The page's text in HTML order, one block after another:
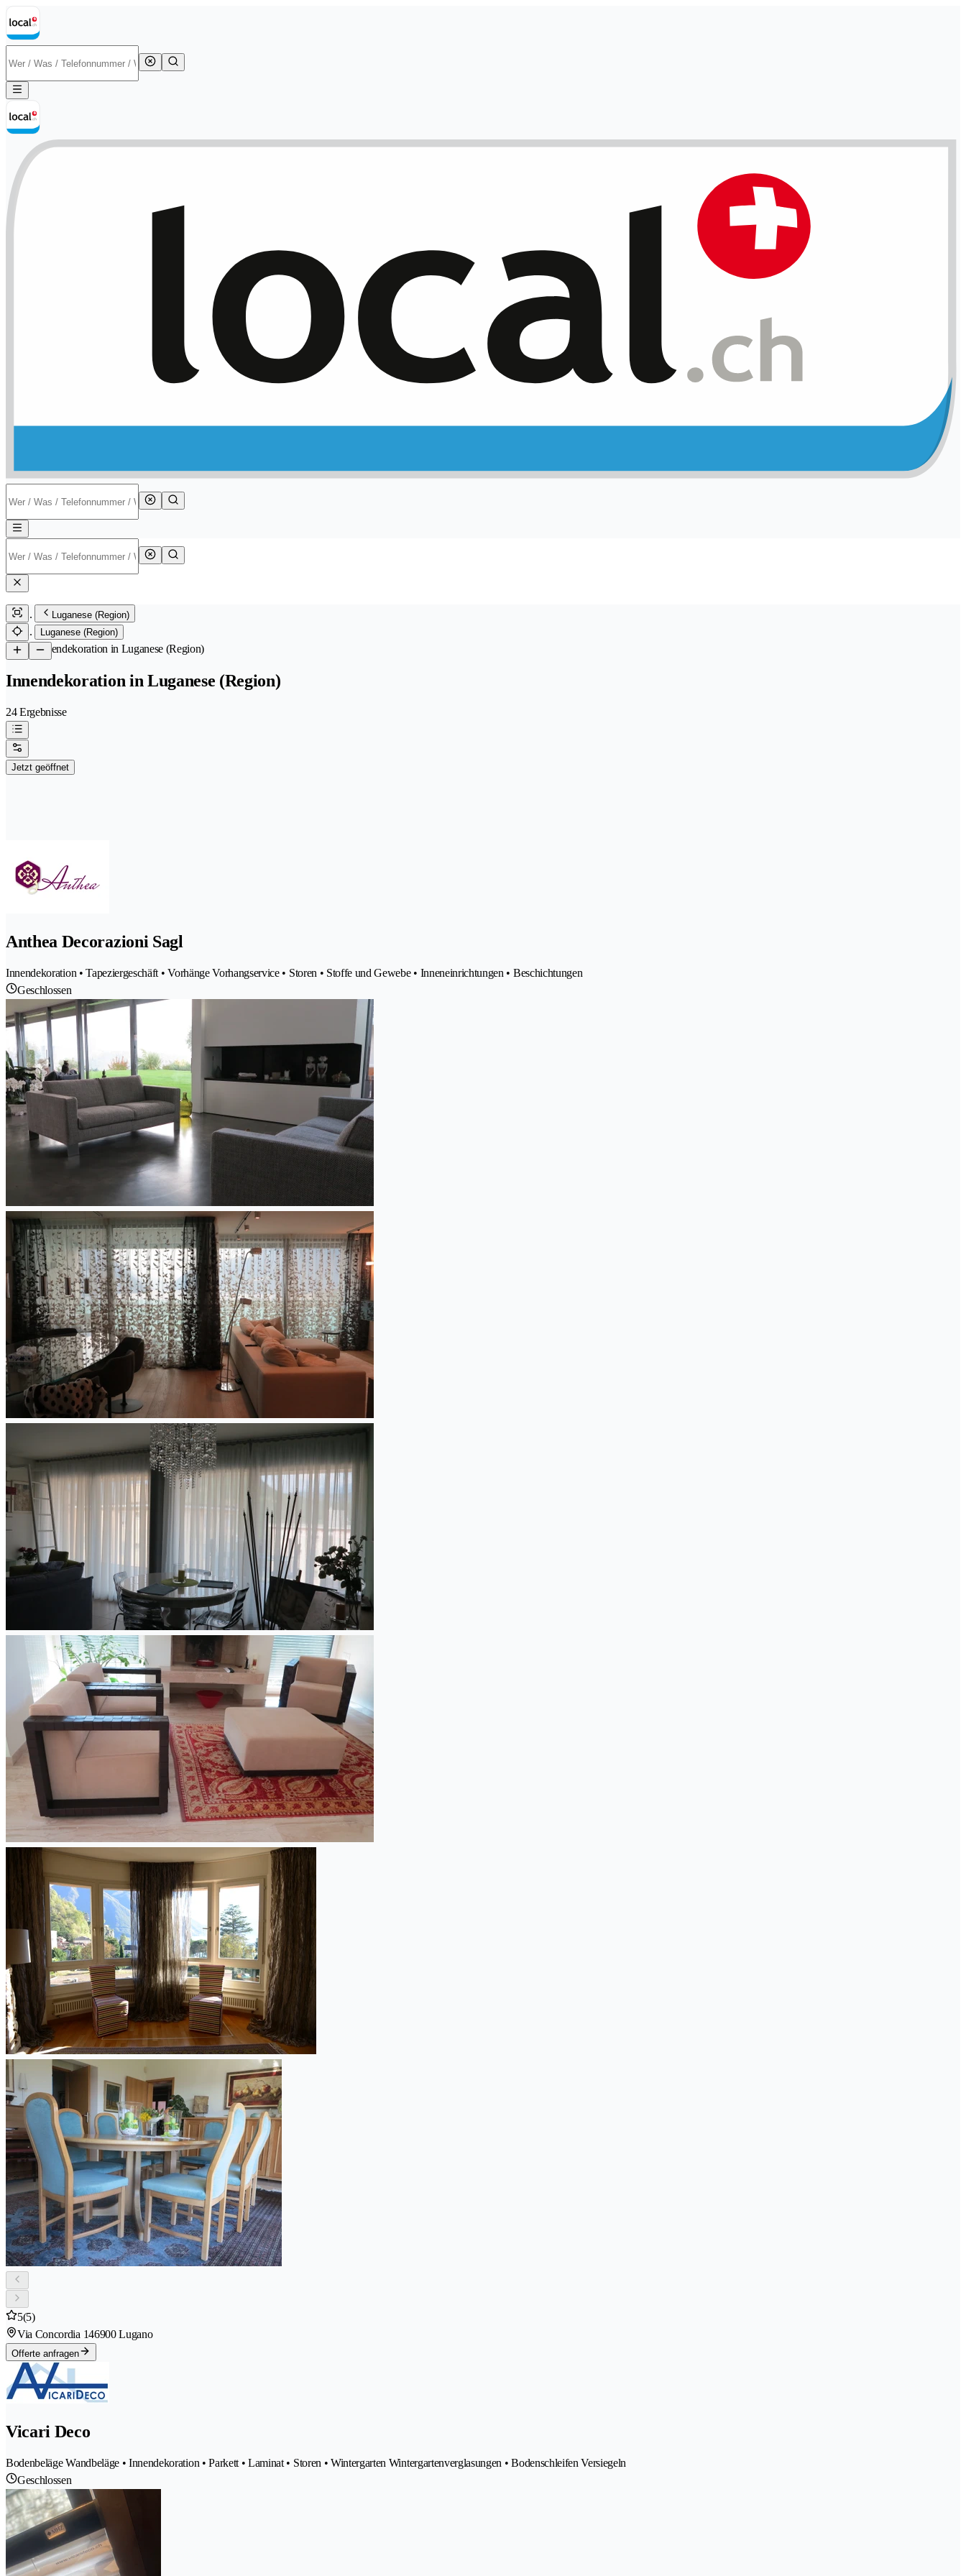
Luganese (Region)
Luganese (Region)
/Innendekoration in Luganese (Region)
Innendekoration in Luganese (Region)
24 Ergebnisse
Jetzt geöffnet
Anthea Decorazioni Sagl
Innendekoration • Tapeziergeschäft • Vorhänge Vorhangservice • Storen • Stoffe und Gewebe • Inneneinrichtungen • Beschichtungen
Geschlossen
5(5)
Via Concordia 146900 Lugano
Offerte anfragen
Vicari Deco
Bodenbeläge Wandbeläge • Innendekoration • Parkett • Laminat • Storen • Wintergarten Wintergartenverglasungen • Bodenschleifen Versiegeln
Geschlossen